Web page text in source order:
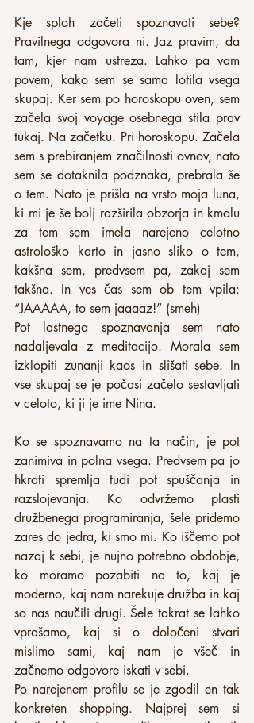
Kje sploh začeti spoznavati sebe?
Pravilnega odgovora ni. Jaz pravim, da
tam, kjer nam ustreza. Lahko pa vam
povem, kako sem se sama lotila vsega
skupaj. Ker sem po horoskopu oven, sem
začela svoj voyage osebnega stila prav
tukaj. Na začetku. Pri horoskopu. Začela
sem s prebiranjem značilnosti ovnov, nato
sem se dotaknila podznaka, prebrala še
o tem. Nato je prišla na vrsto moja luna,
ki mi je še bolj razširila obzorja in kmalu
za tem sem imela narejeno celotno
astrološko karto in jasno sliko o tem,
kakšna sem, predvsem pa, zakaj sem
takšna. In ves čas sem ob tem vpila:
“JAAAAA, to sem jaaaaz!” (smeh)
Pot lastnega spoznavanja sem nato
nadaljevala z meditacijo. Morala sem
izklopiti zunanji kaos in slišati sebe. In
vse skupaj se je počasi začelo sestavljati
v celoto, ki ji je ime Nina.
Ko se spoznavamo na ta način, je pot
zanimiva in polna vsega. Predvsem pa jo
hkrati spremlja tudi pot spuščanja in
razslojevanja. Ko odvržemo plasti
družbenega programiranja, šele pridemo
zares do jedra, ki smo mi. Ko iščemo pot
nazaj k sebi, je nujno potrebno obdobje,
ko moramo pozabiti na to, kaj je
moderno, kaj nam narekuje družba in kaj
so nas naučili drugi. Šele takrat se lahko
vprašamo, kaj si o določeni stvari
mislimo sami, kaj nam je všeč in
začnemo odgovore iskati v sebi.
Po narejenem profilu se je zgodil en tak
konkreten shopping. Najprej sem si